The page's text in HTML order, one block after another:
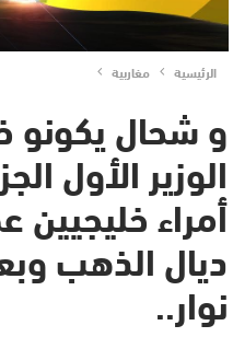
الرئيسية مغاربية
و شحال يكونو
الوزير الأول
ديال الذهب
نوار..